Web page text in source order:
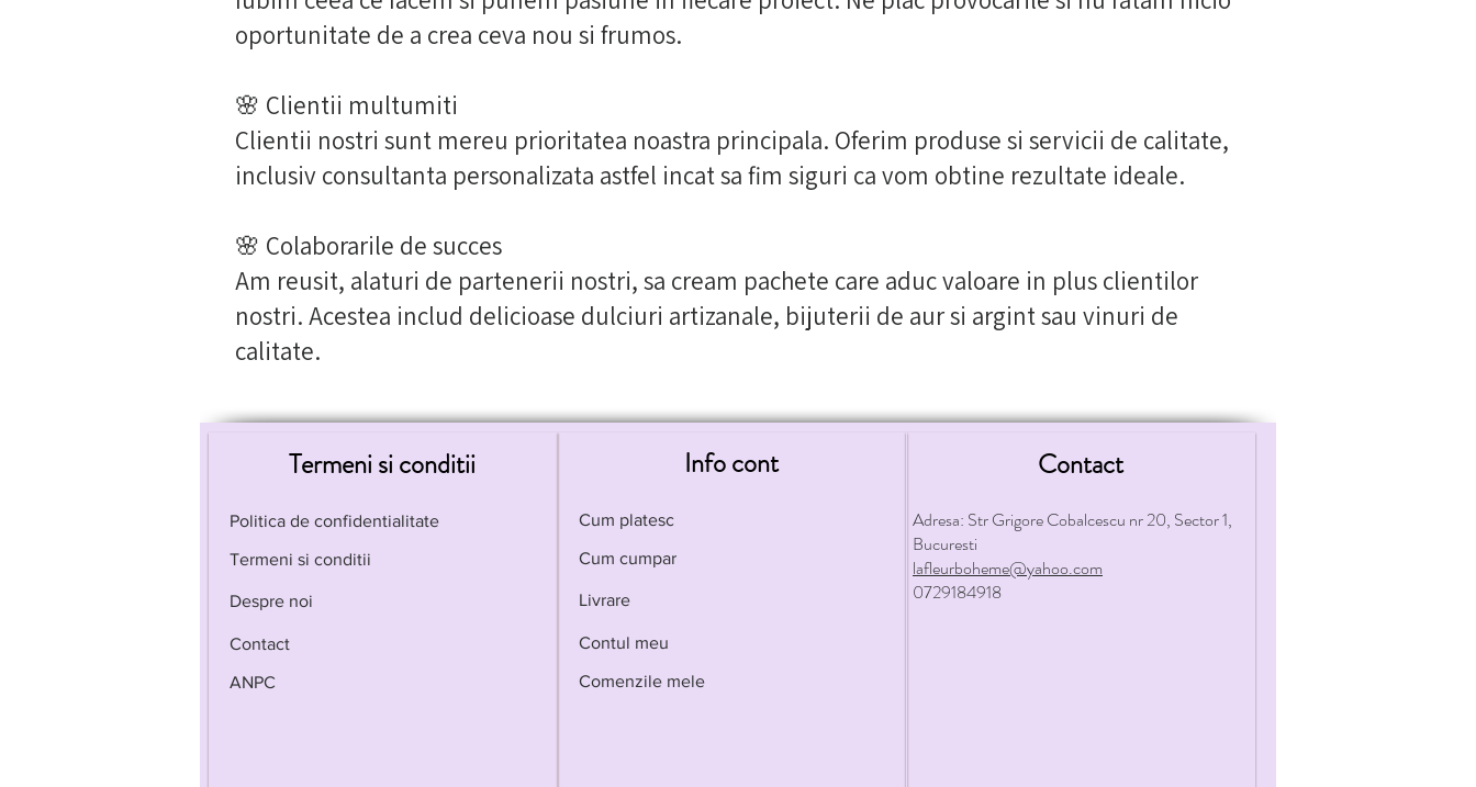
oportunitate de a crea ceva nou si frumos.
🌸 Clientii multumiti
Clientii nostri sunt mereu prioritatea noastra principala. Oferim produse si servicii de calitate,
inclusiv consultanta personalizata astfel incat sa fim siguri ca vom obtine rezultate ideale.
🌸 Colaborarile de succes
Am reusit, alaturi de partenerii nostri, sa cream pachete care aduc valoare in plus clientilor
nostri. Acestea includ delicioase dulciuri artizanale, bijuterii de aur si argint sau vinuri de
calitate.
Termeni si conditii
Politica de confidentialitate
Termeni si conditii
Despre noi
Contact
ANPC
Info cont
Cum platesc
Cum cumpar
Livrare
Contul meu
Comenzile mele
Contact
Adresa: Str Grigore Cobalcescu nr 20, Sector 1,
Bucuresti
lafleurboheme@yahoo.com
0729184918